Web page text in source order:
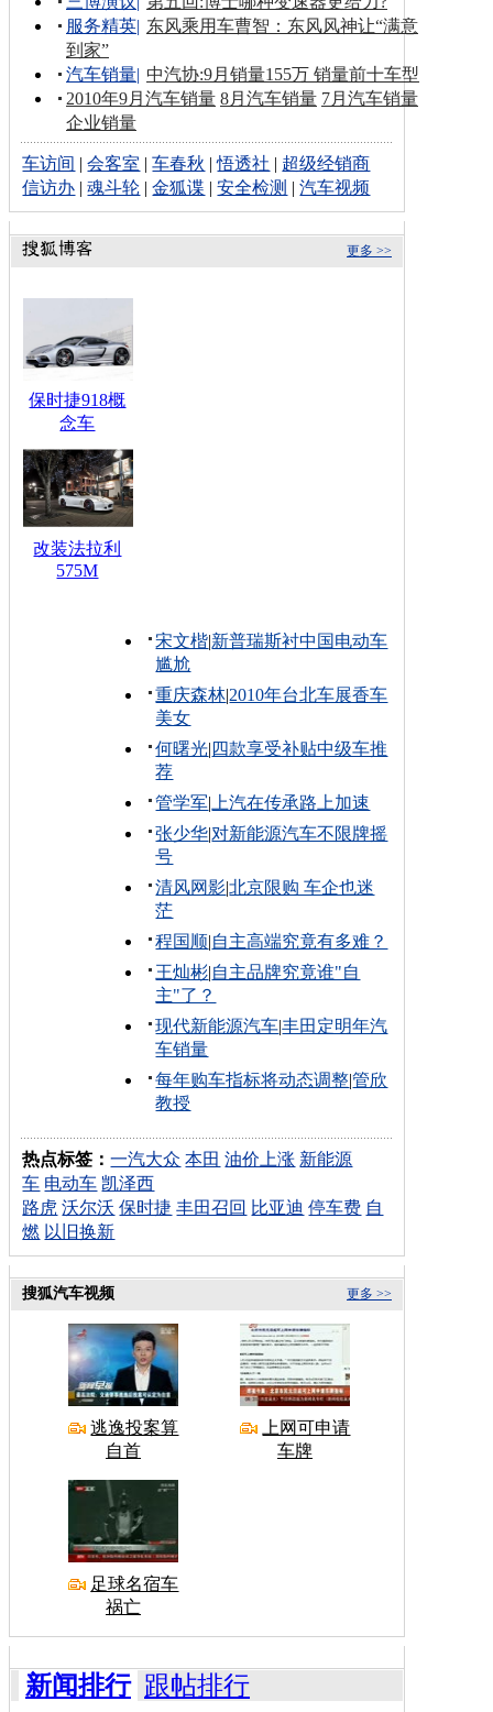
服务精英| 东风乘用车曹智：东风风神让“满意
到家”
汽车销量| 中汽协:9月销量155万 销量前十车型
2010年9月汽车销量 8月汽车销量 7月汽车销量
企业销量
车访间 |会客室 |车春秋 |悟透社 | 超级经销商
信访办 |魂斗轮 |金狐谍 |安全检测 |汽车视频
更多 >>
保时捷918概
念车
改装法拉利
575M
宋文楷|新普瑞斯衬中国电动车
尴尬
重庆森林|2010年台北车展香车
美女
何曙光| 四款享受补贴中级车推
荐
管学军| 上汽在传承路上加速
张少华|对新能源汽车不限牌摇
号
清风网影|北京限购 车企也迷
茫
程国顺|自主高端究竟有多难？
王灿彬|自主品牌究竟谁"自
主"了？
现代新能源汽车|丰田定明年汽
车销量
每年购车指标将动态调整|管欣
教授
热点标签：一汽大众 本田 油价上涨 新能源
车 电动车 凯泽西
路虎 沃尔沃 保时捷 丰田召回 比亚迪 停车费 自
燃 以旧换新
更多 >>
搜狐汽车视频
逃逸投案算
自首
上网可申请
车牌
足球名宿车
祸亡
新闻排行 跟帖排行